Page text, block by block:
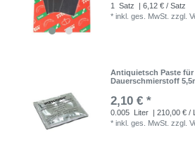
1 Satz
| 6,12 € / Satz
*inkl. ges. MwSt. zzgl.
Antiquietsch Paste
Dauerschmierstoff
2,10 € *
0.005 Liter
| 210,00 € /
*inkl. ges. MwSt. zzgl.